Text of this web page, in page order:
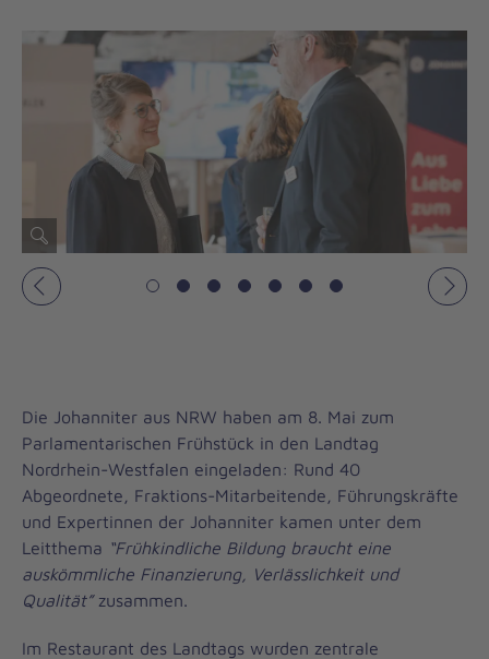
Vorheriges
Die Johanniter aus NRW haben am 8. Mai zum
Parlamentarischen Frühstück in den Landtag
Nordrhein-Westfalen eingeladen: Rund 40
Abgeordnete, Fraktions-Mitarbeitende, Führungskräfte
und Expertinnen der Johanniter kamen unter dem
Leitthema “Frühkindliche Bildung braucht eine
auskömmliche Finanzierung, Verlässlichkeit und
Qualität”zusammen.
Im Restaurant des Landtags wurden zentrale